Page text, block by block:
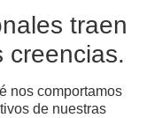
traen
creencias.
nos comportamos
de nuestras